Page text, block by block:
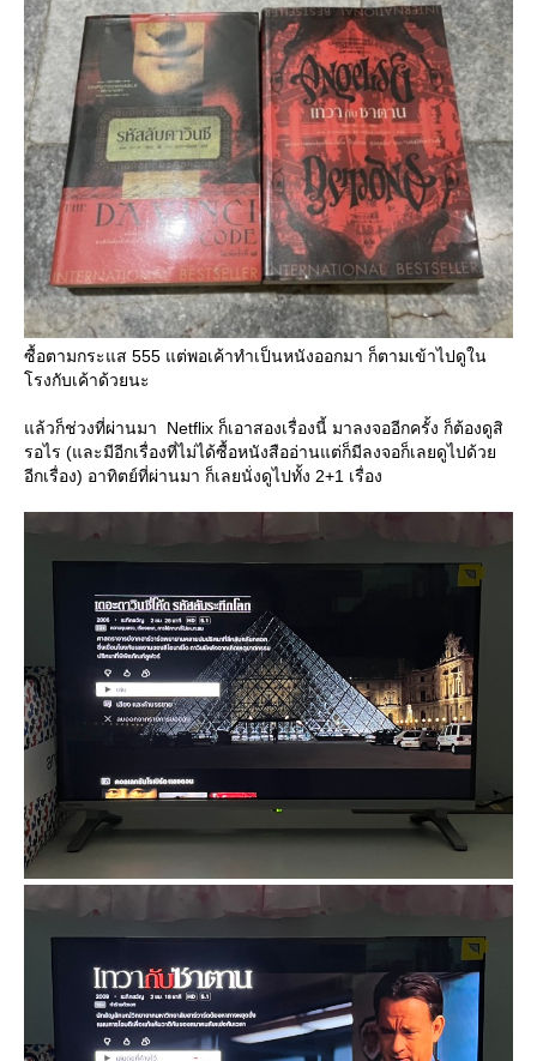
ซื้อตามกระแส 555 แต่พอเค้าทำเป็นหนังออกมา ก็ตามเข้าไปดูใน
รงกับเค้าด้วยนะ
ล้วก็ช่วงที่ผ่านมา Netflix ก็เอาสองเรื่องนี้ มาลงจออีกครั้ง ก็ต้องดูสิ
รอไร (และมีอีกเรื่องที่ไม่ได้ซื้อหนังสืออ่านแต่ก็มีลงจอก็เลยดูไปด้ว
อีกเรื่อง) อาทิตย์ที่ผ่านมา ก็เลยนั่งดูไปทั้ง 2+1 เรื่อง